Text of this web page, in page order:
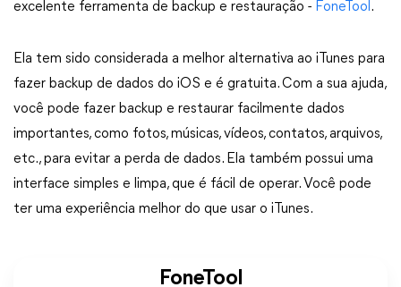
excelente ferramenta de backup e restauração - FoneTool .
Ela tem sido considerada a melhor alternativa ao iTunes para
fazer backup de dados do iOS e é gratuita. Com a sua ajuda,
você pode fazer backup e restaurar facilmente dados
importantes, como fotos, músicas, vídeos, contatos, arquivos,
etc., para evitar a perda de dados. Ela também possui uma
interface simples e limpa, que é fácil de operar. Você pode
ter uma experiência melhor do que usar o iTunes.
FoneTool